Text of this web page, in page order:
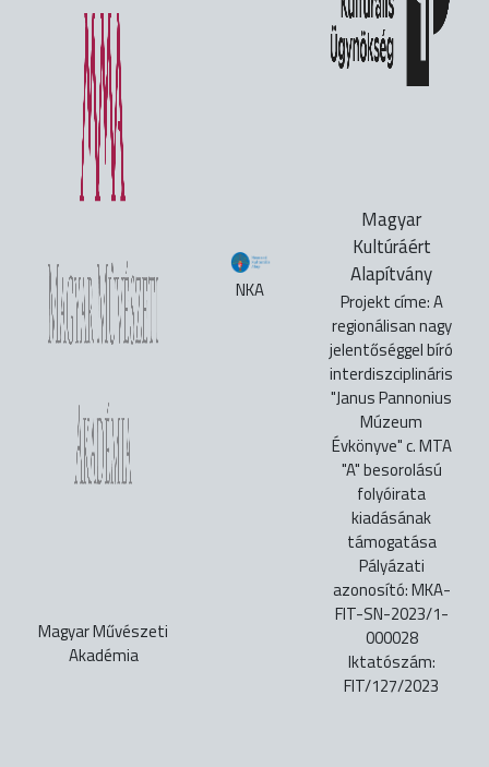
Magyar Művészeti
Akadémia
NKA
Magyar
Kultúráért
Alapítvány
Projekt címe: A
regionálisan nagy
jelentőséggel bíró
interdiszciplináris
"Janus Pannonius
Múzeum
Évkönyve" c. MTA
"A" besorolású
folyóirata
kiadásának
támogatása
Pályázati
azonosító: MKA-
FIT-SN-2023/1-
000028
Iktatószám:
FIT/127/2023